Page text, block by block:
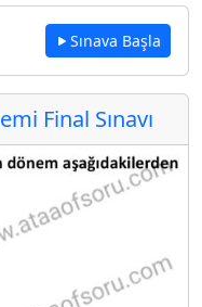
Sınava Başla
Final Sınavı